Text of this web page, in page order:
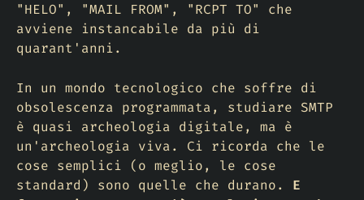
"HELO", "MAIL FROM", "RCPT TO" che
avviene instancabile da più di
quarant'anni.
In un mondo tecnologico che soffre di
obsolescenza programmata, studiare SMTP
è quasi archeologia digitale, ma è
un'archeologia viva. Ci ricorda che le
cose semplici (o meglio, le cose
standard ) sono quelle che durano. E